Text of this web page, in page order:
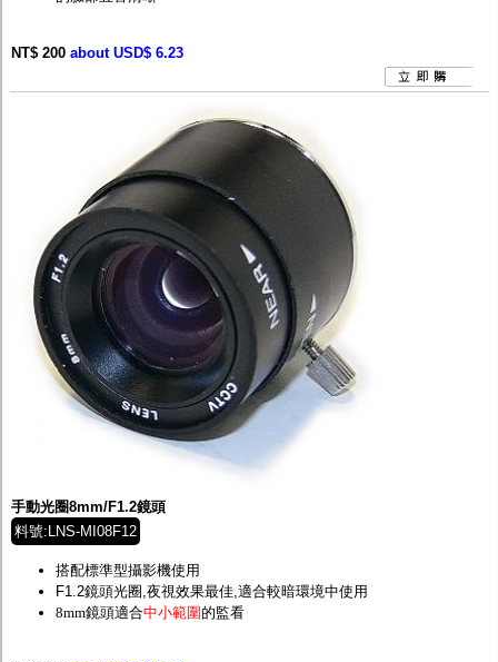
NT$ 200 about USD$ 6.23
手動光圈8mm/F1.2鏡頭
料號:LNS-MI08F12
搭配標準型攝影機使用
F1.2鏡頭光圈,夜視效果最佳,適合較暗環境中使用
8mm鏡頭適合中小範圍的監看